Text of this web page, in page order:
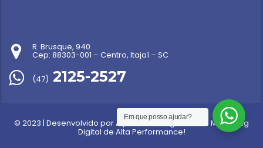
Em que posso ajudar?
R. Brusque, 940
Cep: 88303-001 – Centro, Itajaí – SC
(47) 2125-2527
© 2023 | Desenvolvido porAlper | A sua Agência de Marketing
Digital de Alta Performance!